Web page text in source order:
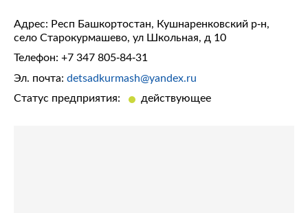
Адрес: Респ Башкортостан, Кушнаренковский р-н,
село Старокурмашево, ул Школьная, д 10
Телефон: +7 347 805-84-31
Эл. почта: detsadkurmash@yandex.ru
Статус предприятия:
действующее